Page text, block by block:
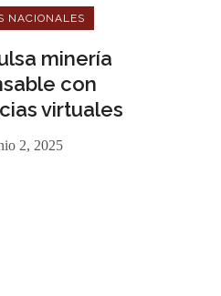
NACIONALES
minería
con
virtuales
2, 2025